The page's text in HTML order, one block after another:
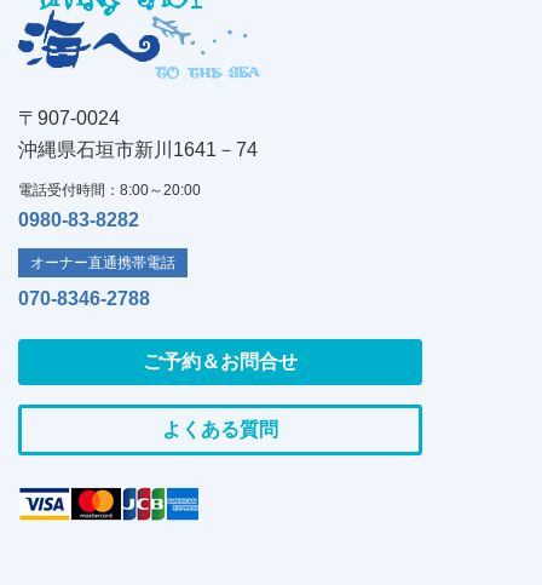
〒907-0024
沖縄県石垣市新川1641－74
電話受付時間：8:00～20:00
0980-83-8282
オーナー直通携帯電話
070-8346-2788
ご予約＆お問合せ
よくある質問